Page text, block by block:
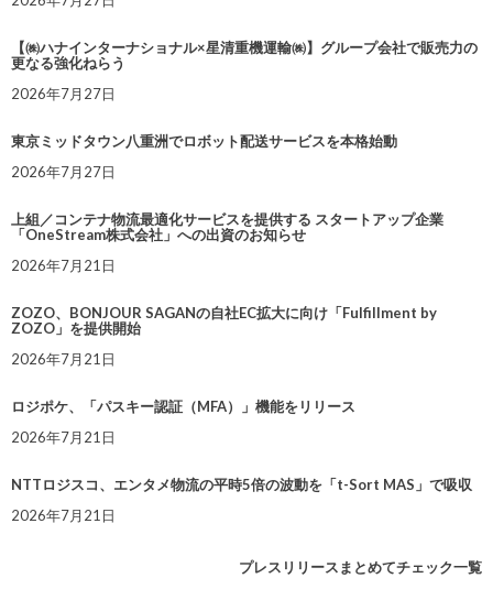
【㈱ハナインターナショナル×星清重機運輸㈱】グループ会社で販売力の
更なる強化ねらう
2026年7月27日
東京ミッドタウン八重洲でロボット配送サービスを本格始動
2026年7月27日
上組／コンテナ物流最適化サービスを提供する スタートアップ企業
「OneStream株式会社」への出資のお知らせ
2026年7月21日
ZOZO、BONJOUR SAGANの自社EC拡大に向け「Fulfillment by
ZOZO」を提供開始
2026年7月21日
ロジポケ、「パスキー認証（MFA）」機能をリリース
2026年7月21日
NTTロジスコ、エンタメ物流の平時5倍の波動を「t-Sort MAS」で吸収
2026年7月21日
プレスリリースまとめてチェック一覧